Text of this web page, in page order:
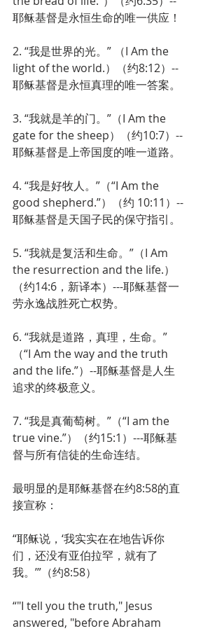
耶稣基督是永恒生命的唯一供应！
2. “我是世界的光。” （I Am the
light of the world.）（约8:12）--
耶稣基督是永恒真理的唯一答案。
3. “我就是羊的门。”（I Am the
gate for the sheep）（约10:7）--
耶稣基督是上帝国度的唯一道路。
4. “我是好牧人。”（“I Am the
good shepherd.”）（约 10:11）--
耶稣基督是天国子民的保守指引。
5. “我就是复活和生命。”（I Am
the resurrection and the life.）
（约14:6，新译本）---耶稣基督一
劳永逸战胜死亡权势。
6. “我就是道路，真理，生命。”
（“I Am the way and the truth
and the life.”）--耶稣基督是人生
追求的终极意义。
7. “我是真葡萄树。”（“I am the
true vine.”）（约15:1）---耶稣基
督与所有信徒的生命连结。
最明显的是耶稣基督在约8:58的直
接宣称：
“耶稣说，‘我实实在在地告诉你
们，还没有亚伯拉罕，就有了
我。’”（约8:58）
“"I tell you the truth," Jesus
answered, "before Abraham